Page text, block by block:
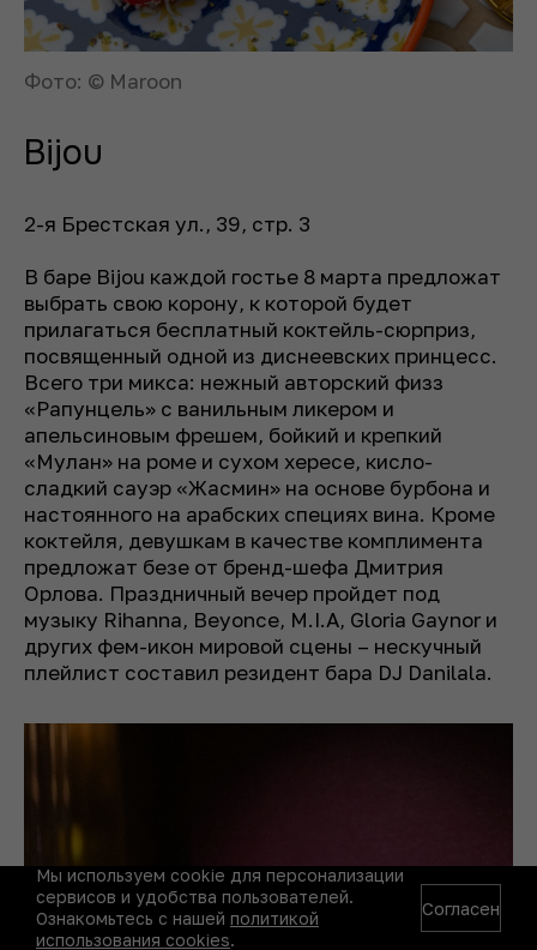
Фото: © Maroon
Bijou
2-я Брестская ул., 39, стр. 3
В баре Bijou каждой гостье 8 марта предложат
выбрать свою корону, к которой будет
прилагаться бесплатный коктейль-сюрприз,
посвященный одной из диснеевских принцесс.
Всего три микса: нежный авторский физз
«Рапунцель» с ванильным ликером и
апельсиновым фрешем, бойкий и крепкий
«Мулан» на роме и сухом хересе, кисло-
сладкий сауэр «Жасмин» на основе бурбона и
настоянного на арабских специях вина. Кроме
коктейля, девушкам в качестве комплимента
предложат безе от бренд-шефа Дмитрия
Орлова. Праздничный вечер пройдет под
музыку Rihanna, Beyonce, M.I.A, Gloria Gaynor и
других фем-икон мировой сцены – нескучный
плейлист составил резидент бара DJ Danilala.
Мы используем cookie для персонализации
сервисов и удобства пользователей.
Ознакомьтесь с нашей политикой
использования cookies.
Согласен